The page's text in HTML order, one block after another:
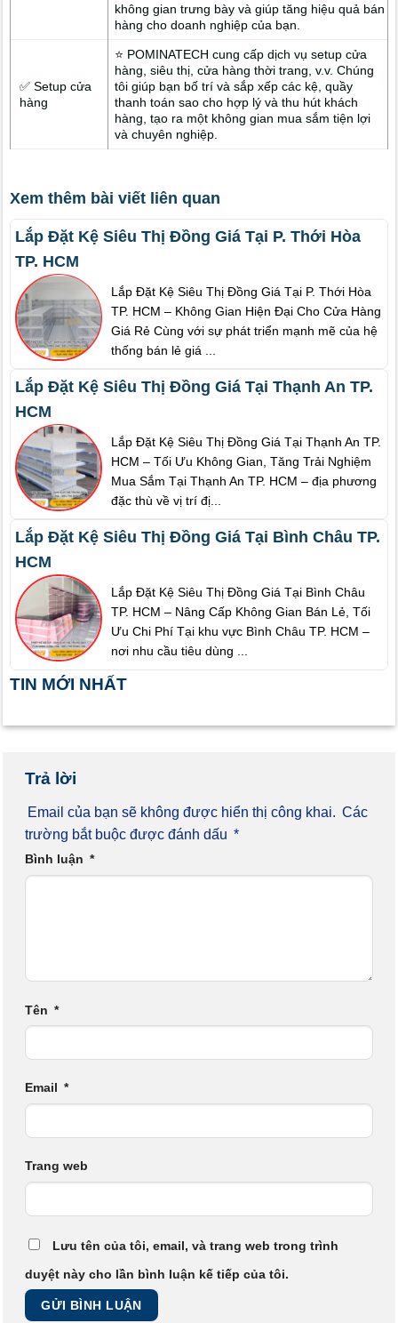
không gian trưng bày và giúp tăng hiệu quả bán
hàng cho doanh nghiệp của bạn.
✅ Setup cửa
hàng
⭐ POMINATECH cung cấp dịch vụ setup cửa
hàng, siêu thị, cửa hàng thời trang, v.v. Chúng
tôi giúp bạn bố trí và sắp xếp các kệ, quầy
thanh toán sao cho hợp lý và thu hút khách
hàng, tạo ra một không gian mua sắm tiện lợi
và chuyên nghiệp.
Xem thêm bài viết liên quan
Lắp Đặt Kệ Siêu Thị Đồng Giá Tại P. Thới Hòa
TP. HCM
Lắp Đặt Kệ Siêu Thị Đồng Giá Tại P. Thới Hòa
TP. HCM – Không Gian Hiện Đại Cho Cửa Hàng
Giá Rẻ Cùng với sự phát triển mạnh mẽ của hệ
thống bán lẻ giá ...
Lắp Đặt Kệ Siêu Thị Đồng Giá Tại Thạnh An TP.
HCM
Lắp Đặt Kệ Siêu Thị Đồng Giá Tại Thạnh An TP.
HCM – Tối Ưu Không Gian, Tăng Trải Nghiệm
Mua Sắm Tại Thạnh An TP. HCM – địa phương
đặc thù về vị trí đị...
Lắp Đặt Kệ Siêu Thị Đồng Giá Tại Bình Châu TP.
HCM
Lắp Đặt Kệ Siêu Thị Đồng Giá Tại Bình Châu
TP. HCM – Nâng Cấp Không Gian Bán Lẻ, Tối
Ưu Chi Phí Tại khu vực Bình Châu TP. HCM –
nơi nhu cầu tiêu dùng ...
TIN MỚI NHẤT
Trả lời
Email của bạn sẽ không được hiển thị công khai. Các
trường bắt buộc được đánh dấu *
Bình luận *
Tên *
Email *
Trang web
Lưu tên của tôi, email, và trang web trong trình
duyệt này cho lần bình luận kế tiếp của tôi.